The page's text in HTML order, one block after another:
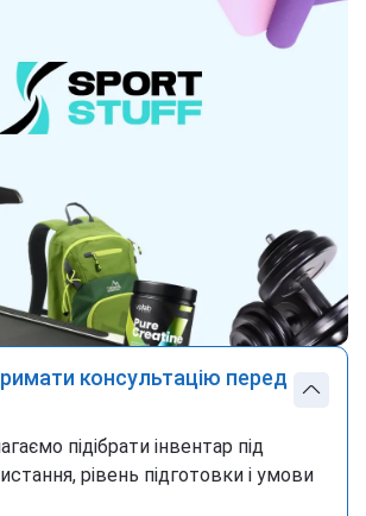
консультацію перед
підібрати інвентар під
рівень підготовки і умови